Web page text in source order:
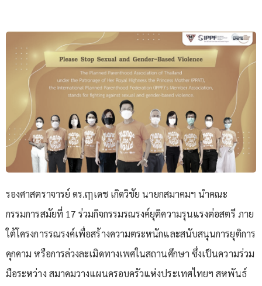
รองศาสตราจารย์ ดร.ฤๅเดช เกิดวิชัย นายกสมาคมฯ นำคณะ
กรรมการสมัยที่ 17 ร่วมกิจกรรมรณรงค์ยุติความรุนแรงต่อสตรี ภาย
ใต้โครงการรณรงค์เพื่อสร้างความตระหนักและสนับสนุนการยุติการ
คุกคาม หรือการล่วงละเมิดทางเพศในสถานศึกษา ซึ่งเป็นความร่วม
มือระหว่าง สมาคมวางแผนครอบครัวแห่งประเทศไทยฯ สหพันธ์